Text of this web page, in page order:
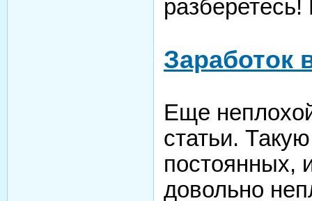
Заработок
Еще
статьи.
постоянных,
довольно